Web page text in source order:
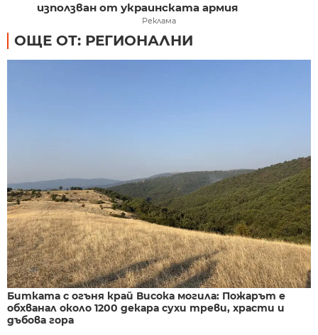
използван от украинската армия
Реклама
ОЩЕ ОТ: РЕГИОНАЛНИ
Битката с огъня край Висока могила: Пожарът е
обхванал около 1200 декара сухи треви, храсти и
дъбова гора